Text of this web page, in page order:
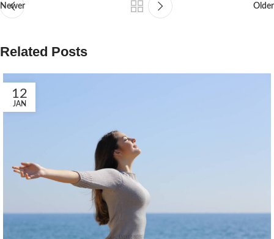
Newer Older
Related Posts
12
JAN